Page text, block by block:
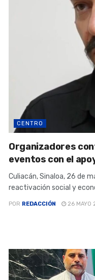
CENTRO
Organizadores
eventos con el
Culiacán, Sinaloa, 26 de
reactivación social y
POR REDACCIÓN 26 MAYO